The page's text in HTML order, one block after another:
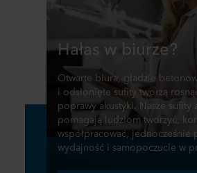
Hałas w biurze?
Otwarte biura, gładzie
i odsłonięte sufity tworzą
poprawy akustyki. Nasze sufity
pomagają ludziom tworzyć,
współpracować, jednocześnie
wydajność i samopoczucie w